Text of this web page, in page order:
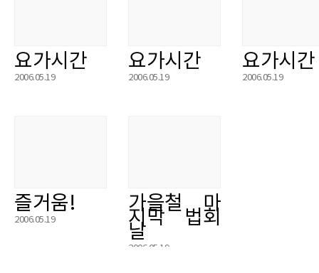
요가시간
2006.05.19
요가시간
2006.05.19
요가시간
2006.05.19
즐거움!
2006.05.19
가을철 마
지막 법회
날
2006.05.19